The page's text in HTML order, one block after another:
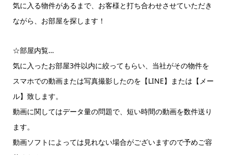
気に入る物件があるまで、お客様と打ち合わせさせていただき
ながら、お部屋を探します！
☆部屋内覧…
気に入ったお部屋3件以内に絞ってもらい、当社がその物件を
スマホでの動画または写真撮影したのを【LINE】または【メー
ル】致します。
動画に関してはデータ量の問題で、短い時間の動画を数件送り
ます。
動画ソフトによっては見れない場合がございますので予めご容